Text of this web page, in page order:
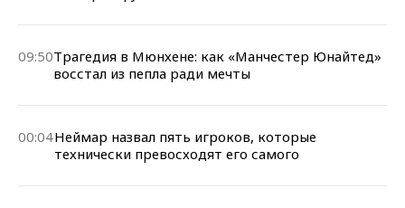
09:50Трагедия в Мюнхене: как «Манчестер Юнайтед»
восстал из пепла ради мечты
00:04Неймар назвал пять игроков, которые
технически превосходят его самого